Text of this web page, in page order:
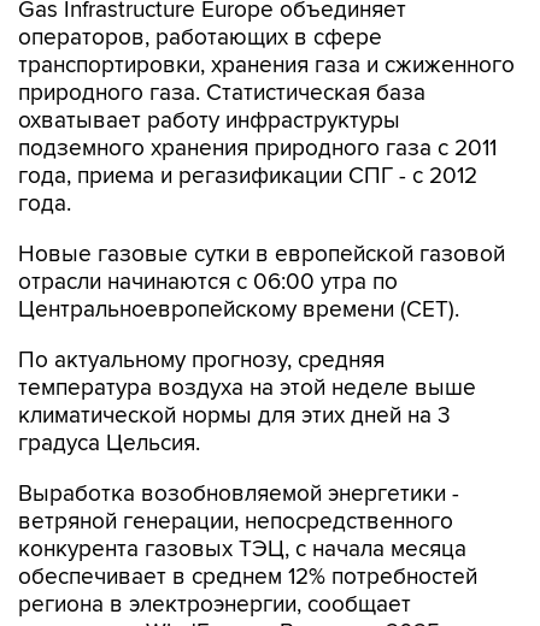
транспортировки, хранения газа и сжиженного
природного газа. Статистическая база
охватывает работу инфраструктуры
подземного хранения природного газа с 2011
года, приема и регазификации СПГ - с 2012
года.
Новые газовые сутки в европейской газовой
Центральноевропейскому времени (CET).
По актуальному прогнозу, средняя
климатической нормы для этих дней на 3
градуса Цельсия.
Выработка возобновляемой энергетики -
конкурента газовых ТЭЦ, с начала месяца
обеспечивает в среднем 12% потребностей
региона в электроэнергии, сообщает
ассоциация WindEurope. В августе 2025 года
их вклад был 14%.